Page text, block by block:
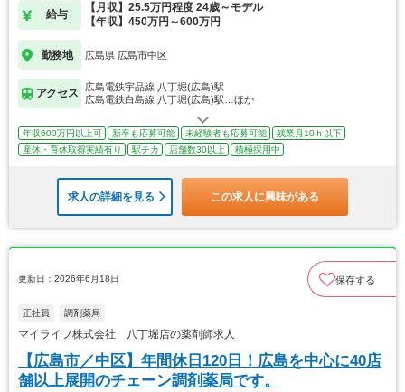
給与
【月収】25.5万円程度 24歳～モデル
【年収】450万円～600万円
勤務地 広島県 広島市中区
アクセス
広島電鉄宇品線 八丁堀(広島)駅
広島電鉄白島線 八丁堀(広島)駅…ほか
年収600万円以上可 新卒も応募可能 未経験者も応募可能
残業月10ｈ以下
産休・育休取得実績有り
駅チカ 店舗数30以上 積極採用中
求人の詳細を見る この求人に興味がある
更新日：2026年6月18日 保存する
正社員 調剤薬局
マイライフ株式会社 八丁堀店の薬剤師求人
【広島市／中区】年間休日120日！広島を中心に40店
舗以上展開のチェーン調剤薬局です。